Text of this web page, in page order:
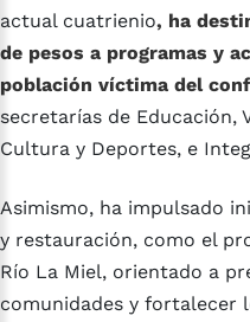
actual cuatrienio, ha
de pesos a programas y
población víctima del
secretarías de Educación,
Cultura y Deportes, e
Asimismo, ha impulsado
y restauración, como el
Río La Miel, orientado a
comunidades y fortalecer